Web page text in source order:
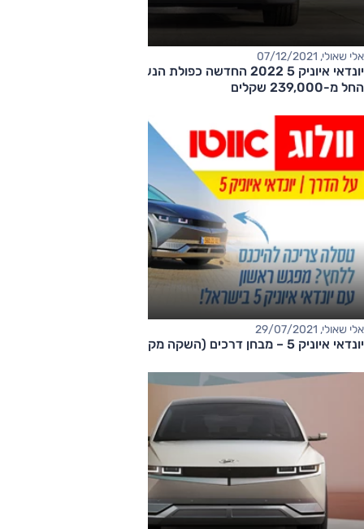
אלי שאולי, 07/12/2021
יונדאי איוניק 5 2022 החדשה כפולת הנעה משווקת בארץ – מחיר
החל מ-239,000 שקלים
אלי שאולי, 29/07/2021
יונדאי איוניק 5 – מבחן דרכים (השקה מקומית)